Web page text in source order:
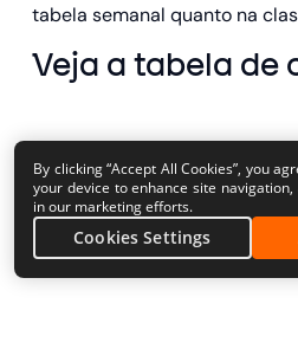
tabela semanal quanto na
Veja a tabela de
By clicking “Accept All Cookies”, you
your device to enhance site
in our marketing efforts.
Cookies Settings